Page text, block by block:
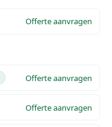
Offerte aanvragen
Offerte aanvragen
Offerte aanvragen